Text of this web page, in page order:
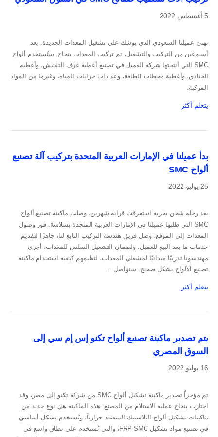
5 أغسطس 2022
نهنئ عميلنا السعودي الذي يوشك على تشغيل المعدات الجديدة. بعد
أسبوعين من التركيب والتشغيل، تم تركيب المعدات بنجاح. ستُستخدم ألواح
SMC التي أنتجتها شركة العميل في تصنيع أغطية غرف التفتيش، وأغطية
الخنادق، وأغطية محطات الطاقة، وعدادات خزانات المياه، وغيرها من المواد
المركبة.
يتعلم أكثر
بدأ عميلنا في الإمارات العربية المتحدة بتركيب آلة تصنيع
ألواح SMC
25 يوليو 2022
بعد رحلة شحن بحرية استغرقت قرابة شهرين، وصلت ماكينة تصنيع ألواح
SMC التي طلبها عميلنا في الإمارات العربية المتحدة بسلاسة. فور وصول
المعدات إلى الموقع، وصل فريق هندسة التركيب التابع لنا، جاهزًا لتقديم
خدمات ما بعد البيع للعميل. ولضمان التشغيل السلس للمعدات، أجرى
مهندسونا تدريبًا ميدانيًا لمشغلي المعدات، لتعليمهم كيفية استخدام ماكينة
تصنيع الألواح بشكل صحيح. سنواصل...
يتعلم أكثر
يتم تصدير ماكينة تصنيع ألواح تكنو إس إم سي إلى
السوق المصري
16 يوليو 2022
تم مؤخراً تصدير ماكينة تشكيل ألواح SMC من شركة تكنو إلى مصر، وقد
اجتازت بنجاح عملية الاستلام من المصنع. هذه الماكينة هي نوع جديد من
ماكينات تشكيل ألواح البلاستيك المتصلد حرارياً، وتُستخدم بشكل أساسي
في تصنيع مواد تشكيل FRP SMC، والتي تُستخدم على نطاق واسع في